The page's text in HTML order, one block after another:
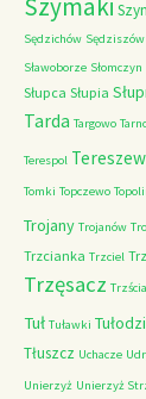
Szymaki
Sędzichów Sędziszów
Sławoborze Słomczyn
Słupca Słupia
Tarda Targowo
Terespol
Tomki Topczewo
Trojany Trojanów
Trzcianka Trzciel
Trzęsacz
Tuł Tuławki
Tłuszcz Uchacze
Unierzyż Unierzyż